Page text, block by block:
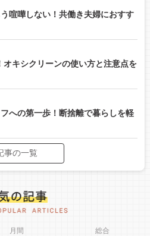
喧嘩しない！共働き夫婦におすす
オキシクリーンの使い方と注意点を
への第一歩！断捨離で暮らしを軽
事の一覧
月間 総合